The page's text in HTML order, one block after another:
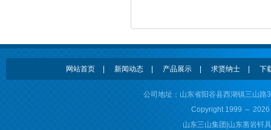
网站首页 新闻动态 产品展示 求贤纳士 下
公司地址：山东省阳谷县西湖镇三山
Copyright 1999 ～ 2026
山东三山集团|山东凿岩钎